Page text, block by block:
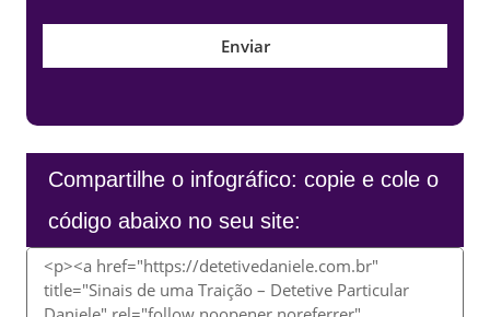
Compartilhe o infográfico: copie e cole o
código abaixo no seu site: